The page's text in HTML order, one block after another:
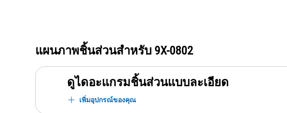
แผนภาพชิ้นส่วนสำหรับ 9X-0802
ดูไดอะแกรมชิ้นส่วนแบบละเอียด
เพิ่มอุปกรณ์ของคุณ